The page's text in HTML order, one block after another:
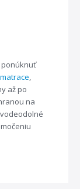
ponúknuť
,
až po
na